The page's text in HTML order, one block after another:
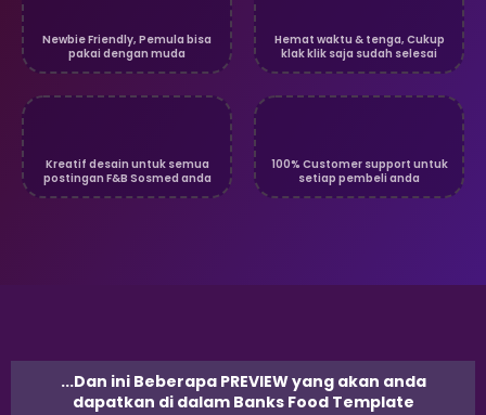
Newbie Friendly, Pemula bisa
pakai dengan muda
Hemat waktu & tenga, Cukup
klak klik saja sudah selesai
Kreatif desain untuk semua
postingan F&B Sosmed anda
100% Customer support untuk
setiap pembeli anda
...Dan ini Beberapa PREVIEW yang akan anda
dapatkan di dalam Banks Food Template